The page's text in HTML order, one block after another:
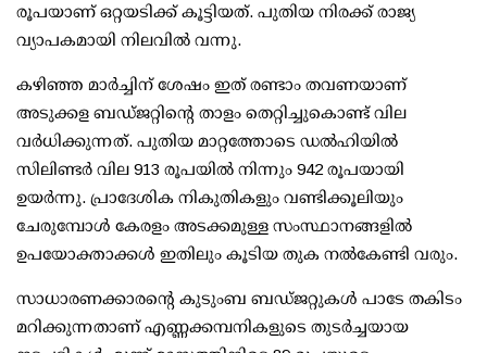
രൂപയാണ് ഒറ്റയടിക്ക് കൂട്ടിയത്. പുതിയ നിരക്ക് രാജ്യ
വ്യാപകമായി നിലവില്‍ വന്നു.
കഴിഞ്ഞ മാര്‍ച്ചിന് ശേഷം ഇത് രണ്ടാം തവണയാണ്
അടുക്കള ബഡ്ജറ്റിന്റെ താളം തെറ്റിച്ചുകൊണ്ട് വില
വര്‍ധിക്കുന്നത്. പുതിയ മാറ്റത്തോടെ ഡല്‍ഹിയില്‍
സിലിണ്ടര്‍ വില 913 രൂപയില്‍ നിന്നും 942 രൂപയായി
ഉയര്‍ന്നു. പ്രാദേശിക നികുതികളും വണ്ടിക്കൂലിയും
ചേരുമ്പോള്‍ കേരളം അടക്കമുള്ള സംസ്ഥാനങ്ങളില്‍
ഉപയോക്താക്കള്‍ ഇതിലും കൂടിയ തുക നല്‍കേണ്ടി വരും.
സാധാരണക്കാരന്റെ കുടുംബ ബഡ്ജറ്റുകള്‍ പാടേ തകിടം
മറിക്കുന്നതാണ് എണ്ണക്കമ്പനികളുടെ തുടര്‍ച്ചയായ